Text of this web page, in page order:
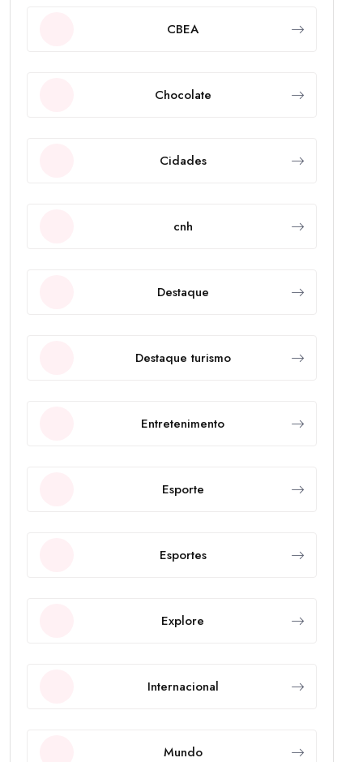
CBEA
Chocolate
Cidades
cnh
Destaque
Destaque turismo
Entretenimento
Esporte
Esportes
Explore
Internacional
Mundo